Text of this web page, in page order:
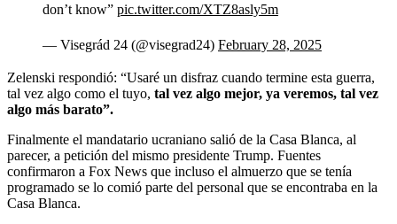
don’t know” pic.twitter.com/XTZ8asly5m
— Visegrád 24 (@visegrad24) February 28, 2025
Zelenski respondió: “Usaré un disfraz cuando termine esta guerra,
tal vez algo como el tuyo, tal vez algo mejor, ya veremos, tal vez
algo más barato”.
Finalmente el mandatario ucraniano salió de la Casa Blanca, al
parecer, a petición del mismo presidente Trump. Fuentes
confirmaron a Fox News que incluso el almuerzo que se tenía
programado se lo comió parte del personal que se encontraba en la
Casa Blanca.